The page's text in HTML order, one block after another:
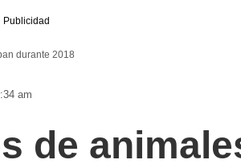
Publicidad
durante 2018
am
de